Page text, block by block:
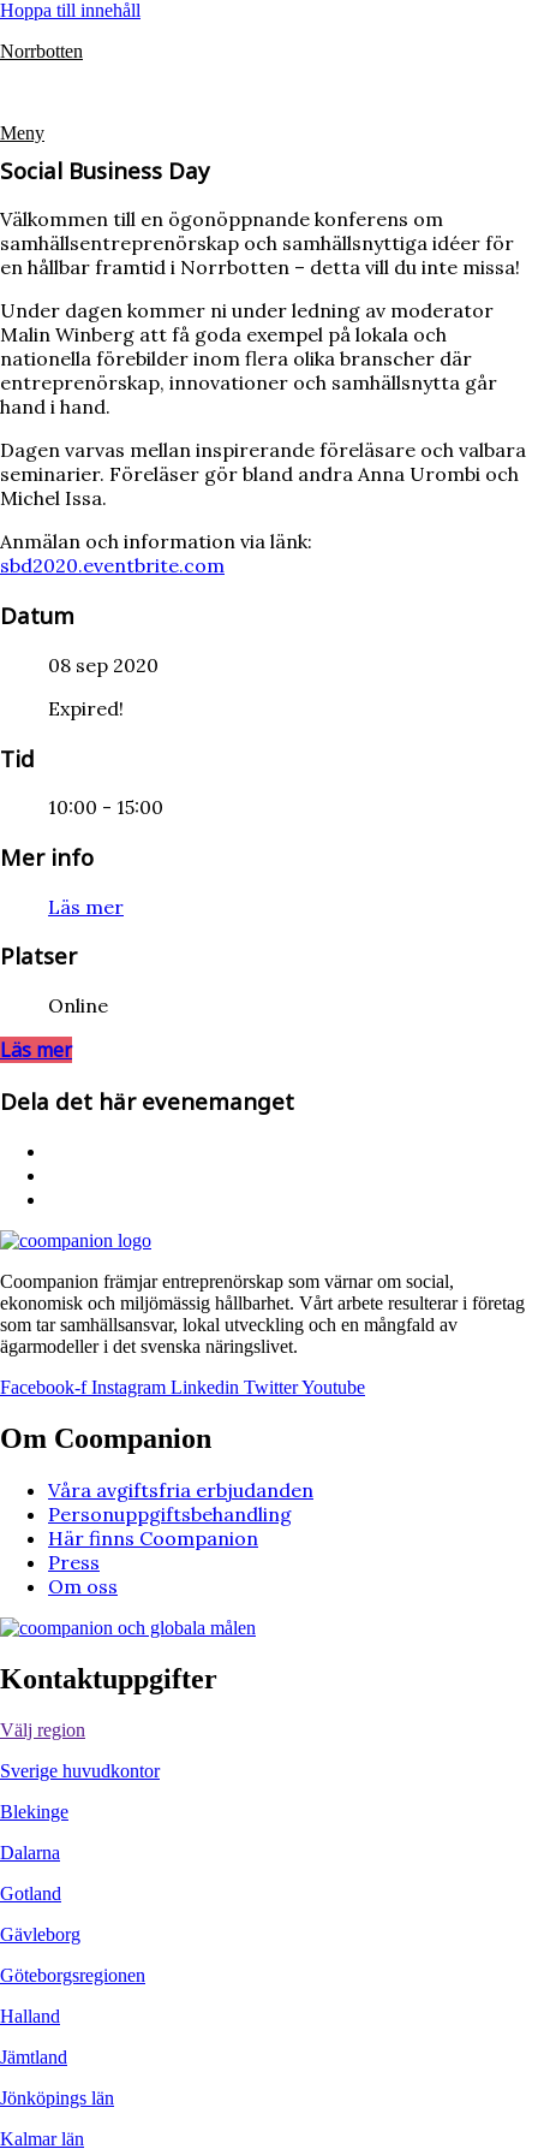
Hoppa till innehåll
Norrbotten
Meny
Social Business Day
Välkommen till en ögonöppnande konferens om
samhällsentreprenörskap och samhällsnyttiga idéer för
en hållbar framtid i Norrbotten – detta vill du inte missa!
Under dagen kommer ni under ledning av moderator
Malin Winberg att få goda exempel på lokala och
nationella förebilder inom flera olika branscher där
entreprenörskap, innovationer och samhällsnytta går
hand i hand.
Dagen varvas mellan inspirerande föreläsare och valbara
seminarier. Föreläser gör bland andra Anna Urombi och
Michel Issa.
Anmälan och information via länk:
sbd2020.eventbrite.com
Datum
08 sep 2020
Expired!
Tid
10:00 - 15:00
Mer info
Läs mer
Platser
Online
Läs mer
Dela det här evenemanget
Coompanion främjar entreprenörskap som värnar om social,
ekonomisk och miljömässig hållbarhet. Vårt arbete resulterar i företag
som tar samhällsansvar, lokal utveckling och en mångfald av
ägarmodeller i det svenska näringslivet.
Facebook-f Instagram Linkedin TwitterYoutube
Om Coompanion
Våra avgiftsfria erbjudanden
Personuppgiftsbehandling
Här finns Coompanion
Press
Om oss
Kontaktuppgifter
Välj region
Sverige huvudkontor
Blekinge
Dalarna
Gotland
Gävleborg
Göteborgsregionen
Halland
Jämtland
Jönköpings län
Kalmar län